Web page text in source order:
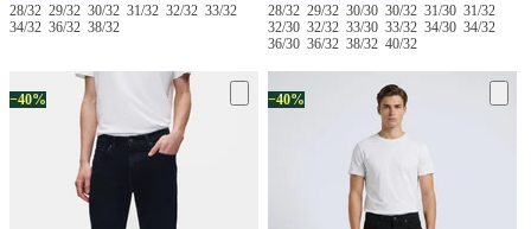
28/32 29/32 30/32 31/32 32/32 33/32
34/32 36/32 38/32
28/3229/3230/3030/3231/3031/32
32/3032/3233/3033/3234/3034/32
36/3036/3238/3240/32
−40% −40%